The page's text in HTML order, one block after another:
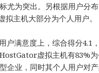
尤为突出。另根据用户分布
主机大部分为个人用户。
户满意度上，综合得分4.1
虚拟主机有83%
企业，同时其个人用户对